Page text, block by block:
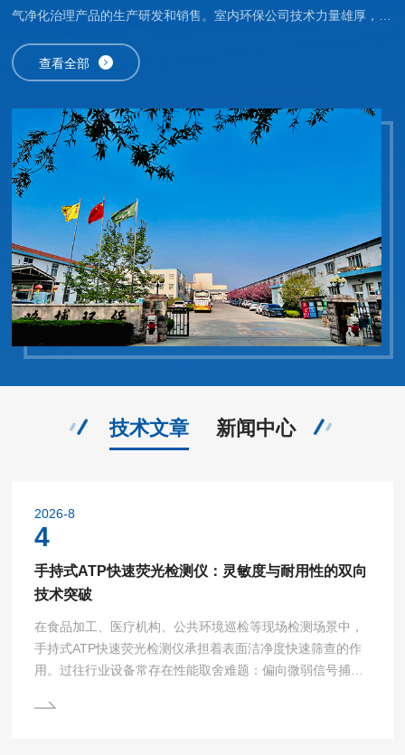
气净化治理产品的生产研发和销售。室内环保公司技术力量雄厚，拥
方和产品的能力。目前，生产销售的“路博”系列室内空气检测仪器和
系列净化治理产品，吸纳了纳米技术，采用生产工艺，严格按照标准
生产制造。通过了中国质量认证中心“ISO9001质量体系认证”，并经
过了国家环保产品监督检验中心及中国疾病预防控制中心的验证。被
中国中轻产品质量保障中心授予质量、信誉双保障示范单位，成为中
国室内环境监测委员会会员单位。路博员工奉行“进取求实严谨团
结”的方针，不断开拓创新，以技术为核心、视质量为生命、奉用户
为上帝，竭诚为您提供性价比高的环保产品、高质量的工程设计改造
及无微不至的售后服务。
查看全部
技术文章 新闻中心
2026-8
4
手持式ATP快速荧光检测仪：灵敏度与耐用性的双向
技术突破
在食品加工、医疗机构、公共环境巡检等现场检测场景中，
手持式ATP快速荧光检测仪承担着表面洁净度快速筛查的作
用。过往行业设备常存在性能取舍难题：偏向微弱信号捕捉
现场环境；侧重机身抗造属性的设备，又会因光路损耗、信